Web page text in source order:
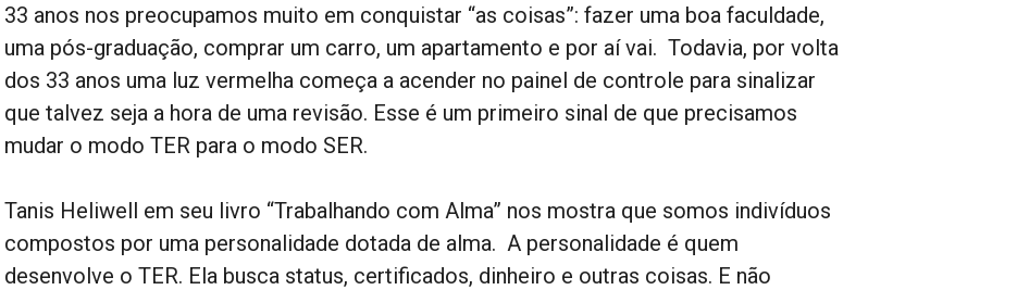
33 anos nos preocupamos muito em conquistar “as coisas”: fazer uma boa faculdade,
uma pós-graduação, comprar um carro, um apartamento e por aí vai. Todavia, por volta
dos 33 anos uma luz vermelha começa a acender no painel de controle para sinalizar
que talvez seja a hora de uma revisão. Esse é um primeiro sinal de que precisamos
mudar o modo TER para o modo SER.
Tanis Heliwell em seu livro “Trabalhando com Alma” nos mostra que somos indivíduos
compostos por uma personalidade dotada de alma. A personalidade é quem
desenvolve o TER. Ela busca status, certificados, dinheiro e outras coisas. E não